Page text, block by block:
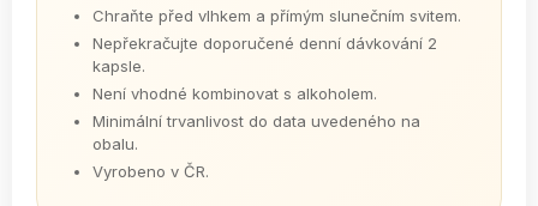
Chraňte před vlhkem a přímým slunečním svitem.
Nepřekračujte doporučené denní dávkování 2
kapsle.
Není vhodné kombinovat s alkoholem.
Minimální trvanlivost do data uvedeného na
obalu.
Vyrobeno v ČR.